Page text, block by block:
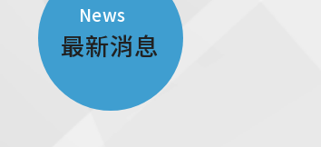
News
最新消息